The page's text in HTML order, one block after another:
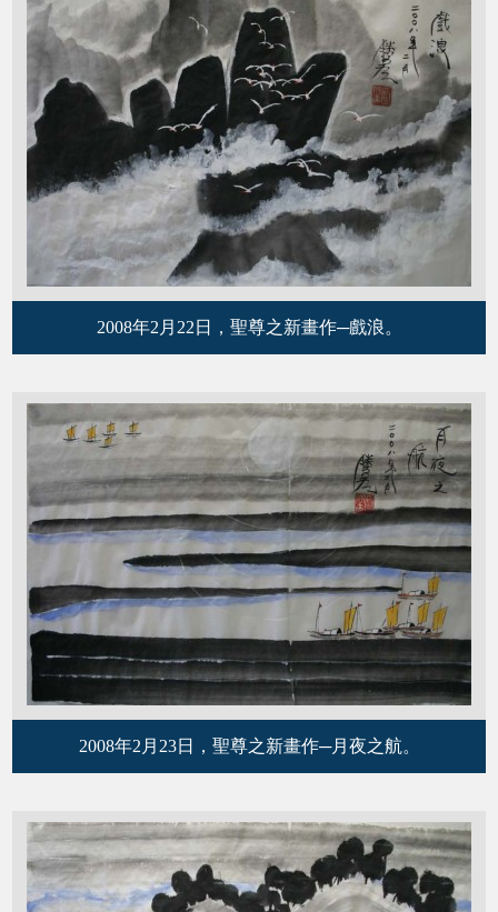
2008年2月22日，聖尊之新畫作─戲浪。
2008年2月23日，聖尊之新畫作─月夜之航。